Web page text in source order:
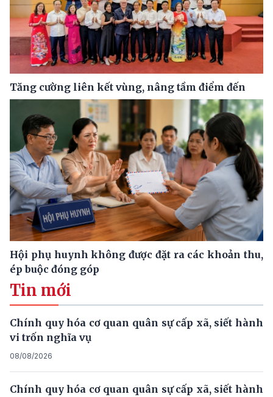
Tăng cường liên kết vùng, nâng tầm điểm đến
Hội phụ huynh không được đặt ra các khoản thu,
ép buộc đóng góp
Tin mới
Chính quy hóa cơ quan quân sự cấp xã, siết hành
vi trốn nghĩa vụ
08/08/2026
Chính quy hóa cơ quan quân sự cấp xã, siết hành